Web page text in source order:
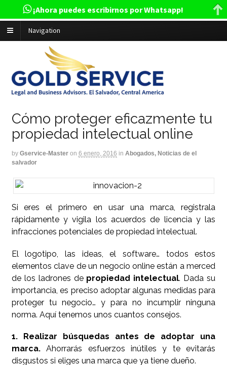
Navigation
Cómo proteger eficazmente tu
propiedad intelectual online
by Gservice-Master on 6 enero, 2016 in Abogados, Noticias de el
salvador
Si eres el primero en usar una marca, registrala
rápidamente y vigila los acuerdos de licencia y las
infracciones potenciales de propiedad intelectual.
El logotipo, las ideas, el software… todos estos
elementos clave de un negocio online están a merced
de los ladrones de propiedad intelectual. Dada su
importancia, es preciso adoptar algunas medidas para
proteger tu negocio… y para no incumplir ninguna
norma. Aquí tenemos unos cuantos consejos.
1. Realizar búsquedas antes de adoptar una
marca.Ahorrarás esfuerzos inútiles y te evitarás
disgustos si eliges una marca que ya tiene dueño.
¡Ahora puedes escribirnos por Whatsapp!